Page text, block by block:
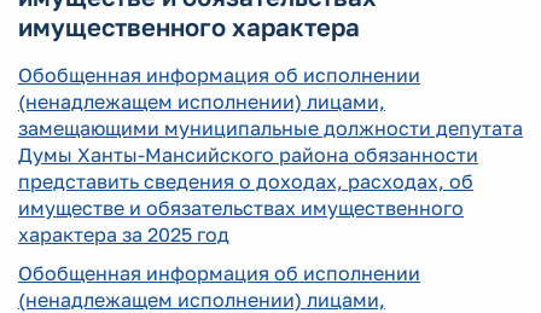
имущественного характера
Обобщенная информация об исполнении
(ненадлежащем исполнении) лицами,
замещающими муниципальные должности депутата
Думы Ханты-Мансийского района обязанности
представить сведения о доходах, расходах, об
имуществе и обязательствах имущественного
характера за 2025 год
Обобщенная информация об исполнении
(ненадлежащем исполнении) лицами,